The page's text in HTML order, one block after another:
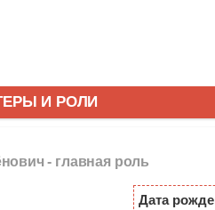
И РОЛИ
- главная роль
Дата